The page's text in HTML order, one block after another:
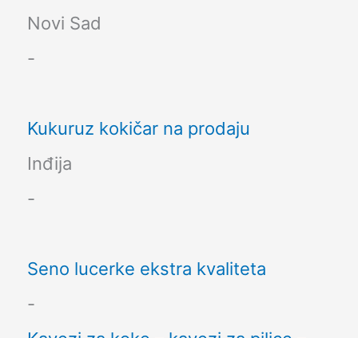
Novi Sad
-
Kukuruz kokičar na prodaju
Inđija
-
Seno lucerke ekstra kvaliteta
-